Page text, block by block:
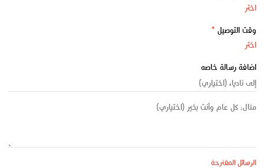
وقت التوصيل *
اضافة رسالة خاصه
الرسائل المقترحة